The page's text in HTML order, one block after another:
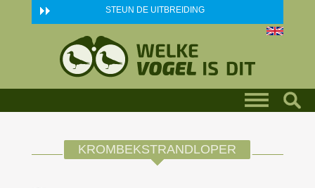
Skip to main content STEUN DE UITBREIDING
KROMBEKSTRANDLOPER